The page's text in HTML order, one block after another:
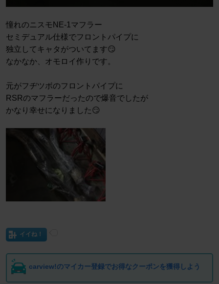
憧れのニスモNE-1マフラー
セミデュアル仕様でフロントパイプに
独立してキャタがついてます😏
なかなか、オモロイ作りです。
元がフヂツボのフロントパイプに
RSRのマフラーだったので爆音でしたが
かなり幸せになりました😏
イイね！
carview!のマイカー登録でお得なクーポンを獲得しよう